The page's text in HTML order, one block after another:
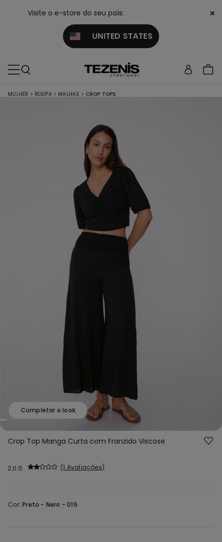
Visite o e-store do seu país:
UNITED STATES
×
MULHER > ROUPA > MALHAS > CROP TOPS
Completar o look
Crop Top Manga Curta com Franzido Viscose
2,0 1 Avaliações
Cor:Preto - Nero - 019